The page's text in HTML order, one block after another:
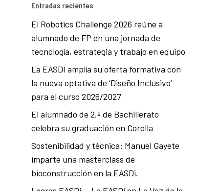
Entradas recientes
El Robotics Challenge 2026 reúne a
alumnado de FP en una jornada de
tecnología, estrategia y trabajo en equipo
La EASDI amplía su oferta formativa con
la nueva optativa de ‘Diseño Inclusivo’
para el curso 2026/2027
El alumnado de 2.º de Bachillerato
celebra su graduación en Corella
Sostenibilidad y técnica: Manuel Gayete
imparte una masterclass de
bioconstrucción en la EASDi.